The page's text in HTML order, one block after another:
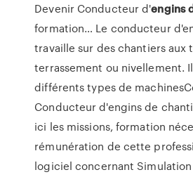
Devenir Conducteur d'engins
formation… Le conducteur
travaille sur des chantiers aux
terrassement ou nivellement.
différents types de
Conducteur d'engins de
ici les missions, formation
rémunération de cette
logiciel concernant Simulation